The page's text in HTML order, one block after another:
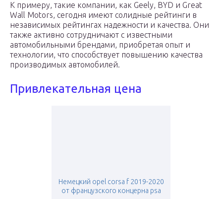
К примеру, такие компании, как Geely, BYD и Great
Wall Motors, сегодня имеют солидные рейтинги в
независимых рейтингах надежности и качества. Они
также активно сотрудничают с известными
автомобильными брендами, приобретая опыт и
технологии, что способствует повышению качества
производимых автомобилей.
Привлекательная цена
Немецкий opel corsa f 2019-2020
от французского концерна psa